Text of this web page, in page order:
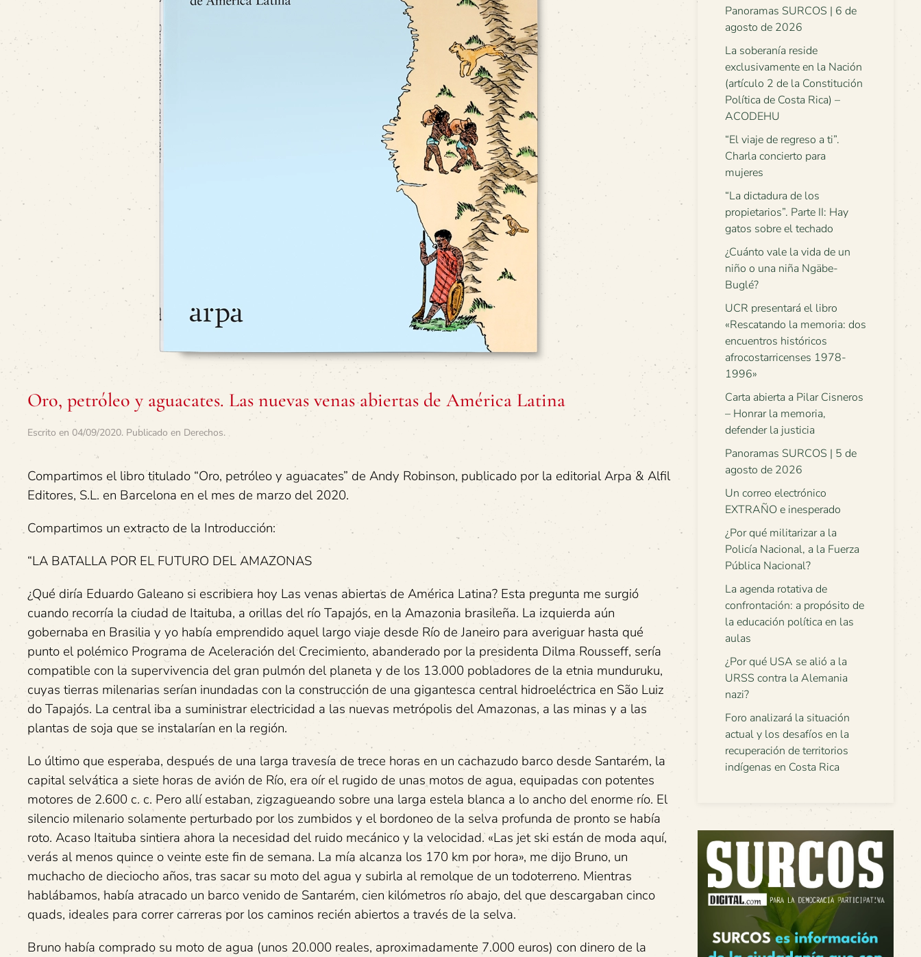
Oro, petróleo y aguacates. Las nuevas venas abiertas de América Latina
Escrito en 04/09/2020. Publicado en Derechos.
Compartimos el libro titulado “Oro, petróleo y aguacates” de Andy Robinson, publicado por la editorial Arpa & Alfil
Editores, S.L. en Barcelona en el mes de marzo del 2020.
Compartimos un extracto de la Introducción:
“LA BATALLA POR EL FUTURO DEL AMAZONAS
¿Qué diría Eduardo Galeano si escribiera hoy Las venas abiertas de América Latina? Esta pregunta me surgió
cuando recorría la ciudad de Itaituba, a orillas del río Tapajós, en la Amazonia brasileña. La izquierda aún
gobernaba en Brasilia y yo había emprendido aquel largo viaje desde Río de Janeiro para averiguar hasta qué
punto el polémico Programa de Aceleración del Crecimiento, abanderado por la presidenta Dilma Rousseff, sería
compatible con la supervivencia del gran pulmón del planeta y de los 13.000 pobladores de la etnia munduruku,
cuyas tierras milenarias serían inundadas con la construcción de una gigantesca central hidroeléctrica en São Luiz
do Tapajós. La central iba a suministrar electricidad a las nuevas metrópolis del Amazonas, a las minas y a las
plantas de soja que se instalarían en la región.
Lo último que esperaba, después de una larga travesía de trece horas en un cachazudo barco desde Santarém, la
capital selvática a siete horas de avión de Río, era oír el rugido de unas motos de agua, equipadas con potentes
motores de 2.600 c. c. Pero allí estaban, zigzagueando sobre una larga estela blanca a lo ancho del enorme río. El
silencio milenario solamente perturbado por los zumbidos y el bordoneo de la selva profunda de pronto se había
roto. Acaso Itaituba sintiera ahora la necesidad del ruido mecánico y la velocidad. «Las jet ski están de moda aquí,
verás al menos quince o veinte este fin de semana. La mía alcanza los 170 km por hora», me dijo Bruno, un
muchacho de dieciocho años, tras sacar su moto del agua y subirla al remolque de un todoterreno. Mientras
hablábamos, había atracado un barco venido de Santarém, cien kilómetros río abajo, del que descargaban cinco
quads, ideales para correr carreras por los caminos recién abiertos a través de la selva.
Bruno había comprado su moto de agua (unos 20.000 reales, aproximadamente 7.000 euros) con dinero de la
Panoramas SURCOS | 6 de
agosto de 2026
La soberanía reside
exclusivamente en la Nación
(artículo 2 de la Constitución
Política de Costa Rica) –
ACODEHU
“El viaje de regreso a ti”.
Charla concierto para
mujeres
“La dictadura de los
propietarios”. Parte II: Hay
gatos sobre el techado
¿Cuánto vale la vida de un
niño o una niña Ngäbe-
Buglé?
UCR presentará el libro
«Rescatando la memoria: dos
encuentros históricos
afrocostarricenses 1978-
1996»
Carta abierta a Pilar Cisneros
– Honrar la memoria,
defender la justicia
Panoramas SURCOS | 5 de
agosto de 2026
Un correo electrónico
EXTRAÑO e inesperado
¿Por qué militarizar a la
Policía Nacional, a la Fuerza
Pública Nacional?
La agenda rotativa de
confrontación: a propósito de
la educación política en las
aulas
¿Por qué USA se alió a la
URSS contra la Alemania
nazi?
Foro analizará la situación
actual y los desafíos en la
recuperación de territorios
indígenas en Costa Rica